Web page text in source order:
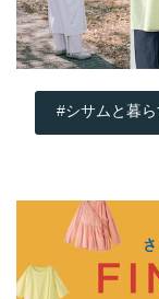
#シサムと暮